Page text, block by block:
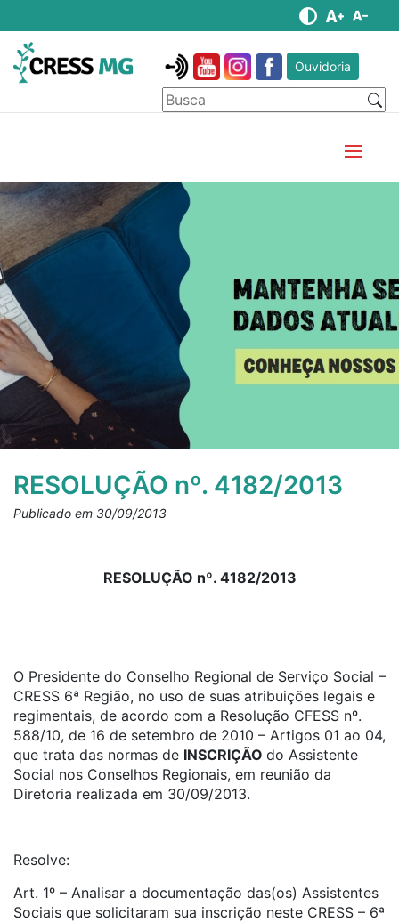
Ouvidoria
RESOLUÇÃO nº. 4182/2013
Publicado em 30/09/2013
RESOLUÇÃO nº. 4182/2013
O Presidente do Conselho Regional de Serviço Social –
CRESS 6ª Região, no uso de suas atribuições legais e
regimentais, de acordo com a Resolução CFESS nº.
588/10, de 16 de setembro de 2010 – Artigos 01 ao 04,
que trata das normas de INSCRIÇÃO do Assistente
Social nos Conselhos Regionais, em reunião da
Diretoria realizada em 30/09/2013.
Resolve:
Art. 1º – Analisar a documentação das(os) Assistentes
Sociais que solicitaram sua inscrição neste CRESS – 6ª